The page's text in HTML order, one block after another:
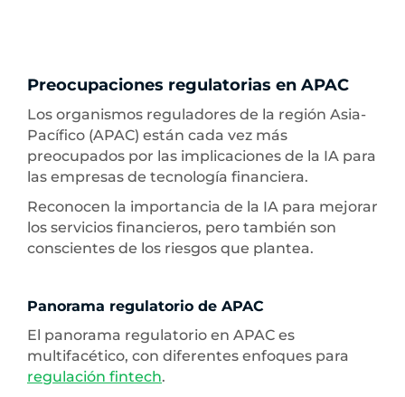
Preocupaciones regulatorias en APAC
Los organismos reguladores de la región Asia-
Pacífico (APAC) están cada vez más
preocupados por las implicaciones de la IA para
las empresas de tecnología financiera.
Reconocen la importancia de la IA para mejorar
los servicios financieros, pero también son
conscientes de los riesgos que plantea.
Panorama regulatorio de APAC
El panorama regulatorio en APAC es
multifacético, con diferentes enfoques para
regulación fintech.